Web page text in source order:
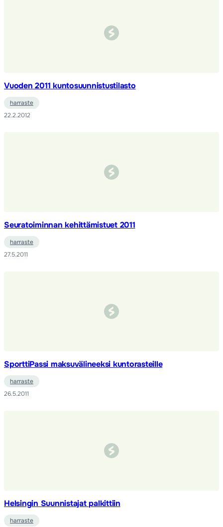
Vuoden 2011 kuntosuunnistustilasto
harraste
22.2.2012
Seuratoiminnan kehittämistuet 2011
harraste
27.5.2011
SporttiPassi maksuvälineeksi kuntorasteille
harraste
26.5.2011
Helsingin Suunnistajat palkittiin
harraste